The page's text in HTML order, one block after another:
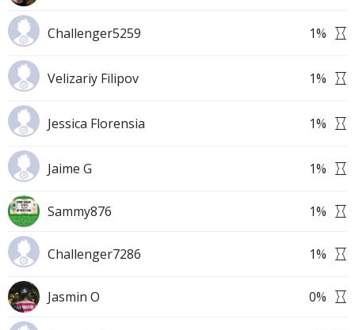
Challenger5259 1%
Velizariy Filipov 1%
Jessica Florensia 1%
Jaime G 1%
Sammy876 1%
Challenger7286 1%
Jasmin O 0%